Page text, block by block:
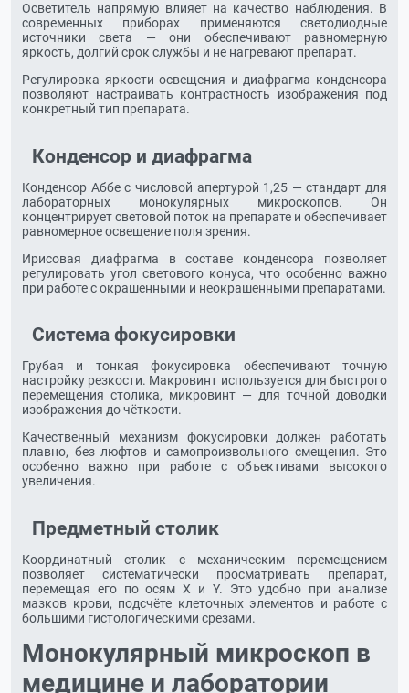
Осветитель напрямую влияет на качество наблюдения. В
современных приборах применяются светодиодные
источники света — они обеспечивают равномерную
яркость, долгий срок службы и не нагревают препарат.
Регулировка яркости освещения и диафрагма конденсора
позволяют настраивать контрастность изображения под
конкретный тип препарата.
Конденсор и диафрагма
Конденсор Аббе с числовой апертурой 1,25 — стандарт для
лабораторных монокулярных микроскопов. Он
концентрирует световой поток на препарате и обеспечивает
равномерное освещение поля зрения.
Ирисовая диафрагма в составе конденсора позволяет
регулировать угол светового конуса, что особенно важно
при работе с окрашенными и неокрашенными препаратами.
Система фокусировки
Грубая и тонкая фокусировка обеспечивают точную
настройку резкости. Макровинт используется для быстрого
перемещения столика, микровинт — для точной доводки
изображения до чёткости.
Качественный механизм фокусировки должен работать
плавно, без люфтов и самопроизвольного смещения. Это
особенно важно при работе с объективами высокого
увеличения.
Предметный столик
Координатный столик с механическим перемещением
позволяет систематически просматривать препарат,
перемещая его по осям X и Y. Это удобно при анализе
мазков крови, подсчёте клеточных элементов и работе с
большими гистологическими срезами.
Монокулярный микроскоп в
медицине и лаборатории